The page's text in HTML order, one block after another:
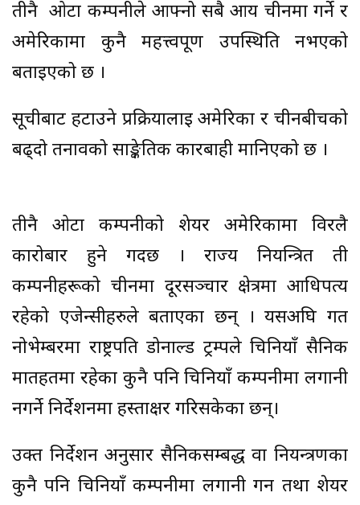
तीनै ओटा कम्पनीले आफ्नो सबै आय चीनमा गर्ने र
अमेरिकामा कुनै महत्त्वपूर्ण उपस्थिति नभएको
बताइएको छ ।
सूचीबाट हटाउने प्रक्रियालाई अमेरिका र चीनबीचको
बढ्दो तनावको साङ्केतिक कारबाही मानिएको छ ।
तीनै ओटा कम्पनीको शेयर अमेरिकामा विरलै
कारोबार हुने गर्दछ । राज्य नियन्त्रित ती
कम्पनीहरूको चीनमा दूरसञ्चार क्षेत्रमा आधिपत्य
रहेको एजेन्सीहरुले बताएका छन् । यसअघि गत
नोभेम्बरमा राष्ट्रपति डोनाल्ड ट्रम्पले चिनियाँ सैनिक
मातहतमा रहेका कुनै पनि चिनियाँ कम्पनीमा लगानी
नगर्ने निर्देशनमा हस्ताक्षर गरिसकेका छन्।
उक्त निर्देशन अनुसार सैनिकसम्बद्ध वा नियन्त्रणका
कुनै पनि चिनियाँ कम्पनीमा लगानी गर्न तथा शेयर